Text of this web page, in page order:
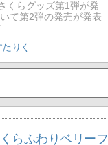
くらグッズ第1弾が発
て第2弾の発売が発表
りく
らふわりベリーフ